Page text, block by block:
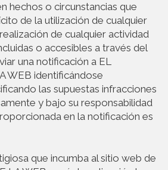
hechos o circunstancias que
de la utilización de cualquier
de cualquier actividad
o accesibles a través del
una notificación a EL
WEB identificándose
las supuestas infracciones
y bajo su responsabilidad
en la notificación es
que incumba al sitio web de